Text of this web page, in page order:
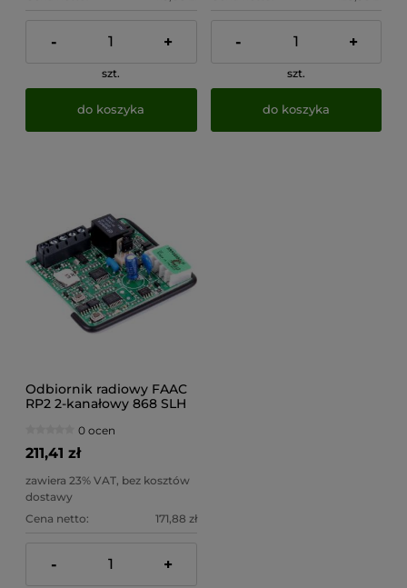
- +
szt.
do koszyka
- +
szt.
do koszyka
Odbiornik radiowy FAAC
RP2 2-kanałowy 868 SLH
0 ocen
211,41 zł
zawiera 23% VAT, bez kosztów
dostawy
Cena netto:
171,88 zł
- +